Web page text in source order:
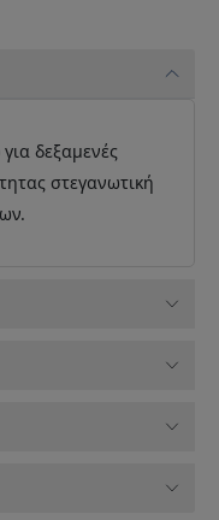
δεξαμενές
στεγανωτική